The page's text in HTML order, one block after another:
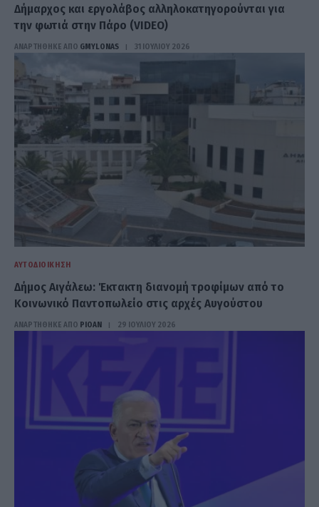
Δήμαρχος και εργολάβος αλληλοκατηγορούνται για
την φωτιά στην Πάρο (VIDEO)
ΑΝΑΡΤΗΘΗΚΕ ΑΠΟ GMYLONAS 31 ΙΟΥΛΊΟΥ 2026
ΑΥΤΟΔΙΟΊΚΗΣΗ
Δήμος Αιγάλεω: Έκτακτη διανομή τροφίμων από το
Κοινωνικό Παντοπωλείο στις αρχές Αυγούστου
ΑΝΑΡΤΗΘΗΚΕ ΑΠΟ PIOAN 29 ΙΟΥΛΊΟΥ 2026